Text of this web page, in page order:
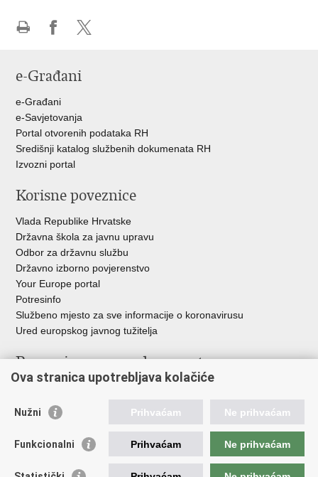
FacebookuTwitteru
e-Građani
e-Građani
e-Savjetovanja
Portal otvorenih podataka RH
Središnji katalog službenih dokumenata RH
Izvozni portal
Korisne poveznice
Vlada Republike Hrvatske
Državna škola za javnu upravu
Odbor za državnu službu
Državno izborno povjerenstvo
Your Europe portal
Potresinfo
Službeno mjesto za sve informacije o koronavirusu
Ured europskog javnog tužitelja
Poveznice pravosudnog sustava
Državno odvjetništvo
Ured za suzbijanje korupcije i organiziranog kriminaliteta
Državno sudbeno vijeće
Državnoodvjetničko vijeće
Ova stranica upotrebljava kolačiće
Nužni Prihvaćam Ne prihvaćam
Funkcionalni Prihvaćam Ne prihvaćam